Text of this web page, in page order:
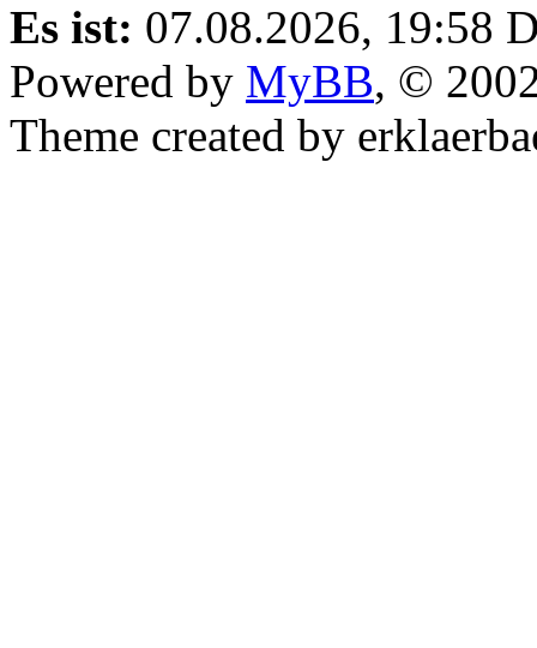
Es ist: 07.08.2026, 19:58
Powered by MyBB, ©
Theme created by